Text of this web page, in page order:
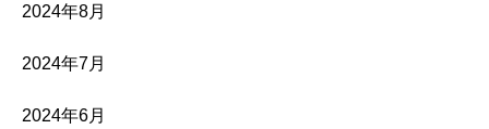
2024年8月
2024年7月
2024年6月